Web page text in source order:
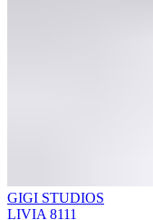
GIGI STUDIOS
LIVIA 8111